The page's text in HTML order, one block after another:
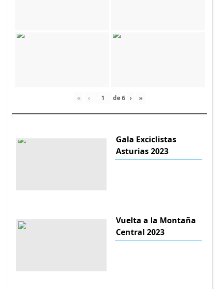
« ‹ de6 › »
Gala Exciclistas
Asturias 2023
Vuelta a la Montaña
Central 2023